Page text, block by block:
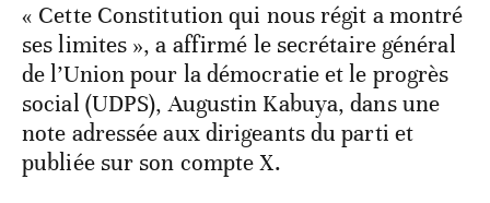
« Cette Constitution qui nous régit a montré
ses limites », a affirmé le secrétaire général
de l’Union pour la démocratie et le progrès
social (UDPS), Augustin Kabuya, dans une
note adressée aux dirigeants du parti et
publiée sur son compte X.